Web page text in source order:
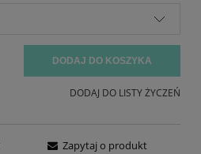
DODAJ DO KOSZYKA
DODAJ DO LISTY ŻYCZEŃ
Zapytaj o produkt